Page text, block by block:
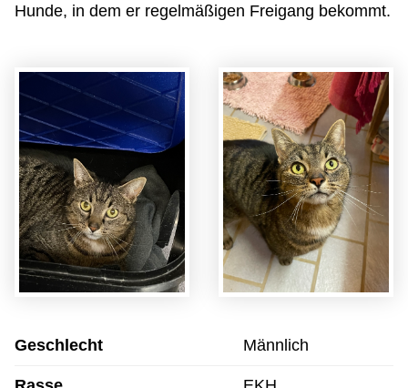
Hunde, in dem er regelmäßigen Freigang bekommt.
Geschlecht Männlich